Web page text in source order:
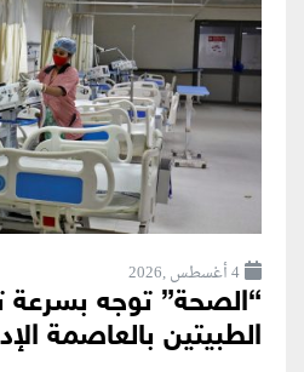
4 أغسطس ,2026
“الصحة” توجه بسرعة
الطبيتين بالعاصمة